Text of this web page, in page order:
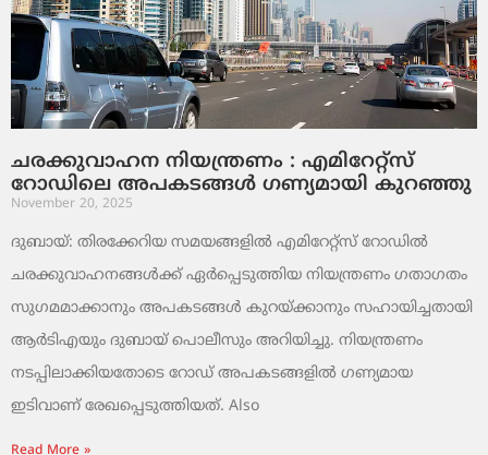
ചരക്കുവാഹന നിയന്ത്രണം : എമിറേറ്റ്സ്
റോഡിലെ അപകടങ്ങൾ ഗണ്യമായി കുറഞ്ഞു
November 20, 2025
ദുബായ്: തിരക്കേറിയ സമയങ്ങളിൽ എമിറേറ്റ്സ് റോഡിൽ
ചരക്കുവാഹനങ്ങൾക്ക് ഏർപ്പെടുത്തിയ നിയന്ത്രണം ഗതാഗതം
സുഗമമാക്കാനും അപകടങ്ങൾ കുറയ്ക്കാനും സഹായിച്ചതായി
ആർടിഎയും ദുബായ് പൊലീസും അറിയിച്ചു. നിയന്ത്രണം
നടപ്പിലാക്കിയതോടെ റോഡ് അപകടങ്ങളിൽ ഗണ്യമായ
ഇടിവാണ് രേഖപ്പെടുത്തിയത്. Also
Read More »